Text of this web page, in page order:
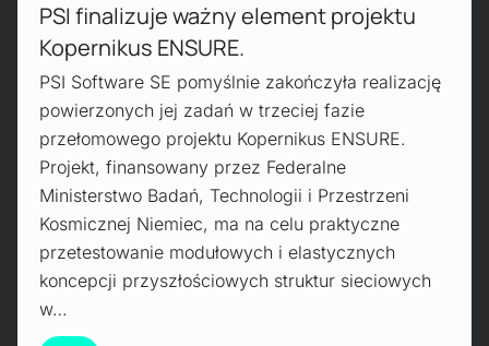
PSI finalizuje ważny element projektu
Kopernikus ENSURE.
PSI Software SE pomyślnie zakończyła realizację
powierzonych jej zadań w trzeciej fazie
przełomowego projektu Kopernikus ENSURE.
Projekt, finansowany przez Federalne
Ministerstwo Badań, Technologii i Przestrzeni
Kosmicznej Niemiec, ma na celu praktyczne
przetestowanie modułowych i elastycznych
koncepcji przyszłościowych struktur sieciowych
w…